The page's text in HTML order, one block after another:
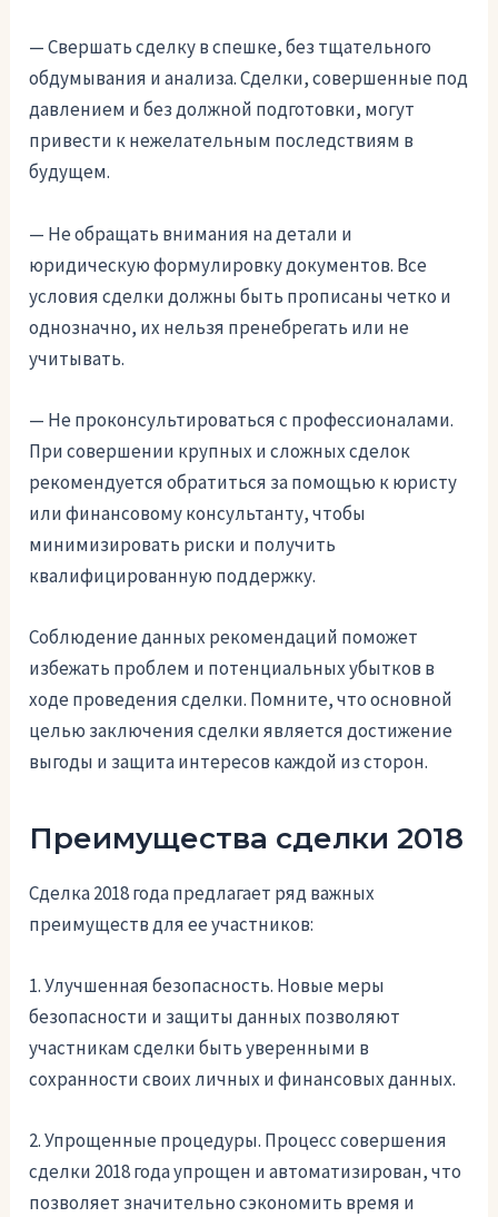
— Свершать сделку в спешке, без тщательного
обдумывания и анализа. Сделки, совершенные под
давлением и без должной подготовки, могут
привести к нежелательным последствиям в
будущем.
— Не обращать внимания на детали и
юридическую формулировку документов. Все
условия сделки должны быть прописаны четко и
однозначно, их нельзя пренебрегать или не
учитывать.
— Не проконсультироваться с профессионалами.
При совершении крупных и сложных сделок
рекомендуется обратиться за помощью к юристу
или финансовому консультанту, чтобы
минимизировать риски и получить
квалифицированную поддержку.
Соблюдение данных рекомендаций поможет
избежать проблем и потенциальных убытков в
ходе проведения сделки. Помните, что основной
целью заключения сделки является достижение
выгоды и защита интересов каждой из сторон.
Преимущества сделки 2018
Сделка 2018 года предлагает ряд важных
преимуществ для ее участников:
1. Улучшенная безопасность. Новые меры
безопасности и защиты данных позволяют
участникам сделки быть уверенными в
сохранности своих личных и финансовых данных.
2. Упрощенные процедуры. Процесс совершения
сделки 2018 года упрощен и автоматизирован, что
позволяет значительно сэкономить время и